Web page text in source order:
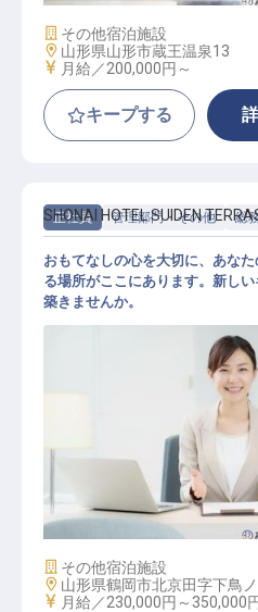
施設業態
その他宿泊施設
勤務地
山形県山形市蔵王温泉13
給与
月給／200,000円～
キープする
正社員 管理部門・その他 総
経理 / 総務 / 労務
SHONAI HOTEL SUIDEN
おもてなしの心を大切に、あな
る場所がここにあります。新し
築きませんか。
施設業態
その他宿泊施設
勤務地
山形県鶴岡市北京田字下鳥
給与
月給／230,000円～ 350,000